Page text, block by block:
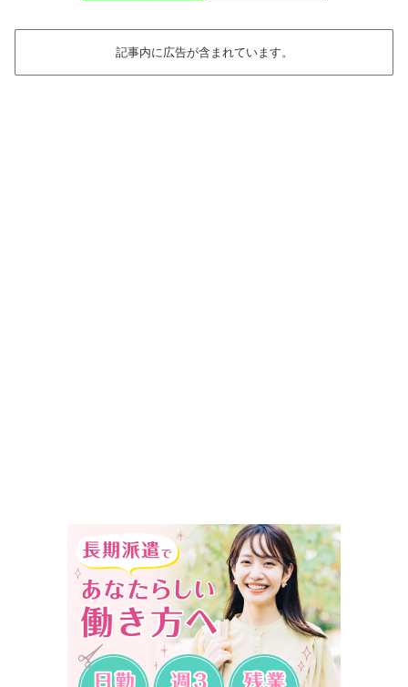
記事内に広告が含まれています。